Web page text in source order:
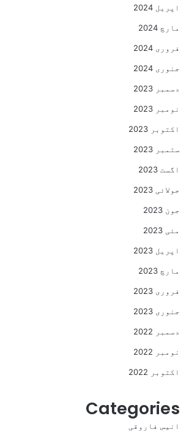
اپریل 2024
مارچ 2024
فروری 2024
جنوری 2024
دسمبر 2023
نومبر 2023
اکتوبر 2023
ستمبر 2023
اگست 2023
جولائی 2023
جون 2023
مئی 2023
اپریل 2023
مارچ 2023
فروری 2023
جنوری 2023
دسمبر 2022
نومبر 2022
اکتوبر 2022
Categories
انیس فاروقی